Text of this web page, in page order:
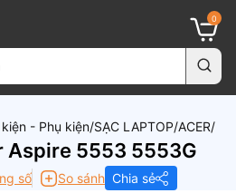
0
kiện - Phụ kiện SẠC LAPTOP ACER
Aspire 5553 5553G
số So sánh Chia sẻ